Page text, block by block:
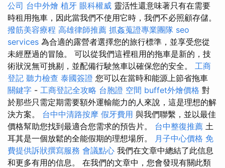
公司 台中外燴 植牙 眼科權威 靈活性還意味著只有在需要
時租用拖車，因此當我們不使用它時，我們不必照顧存儲。
撥筋美容療程 高雄律師推薦 抓姦蒐證專業團隊 seo
services 為合適的露營者選擇您的旅行標準，並享受您從
未經歷過的冒險。 可以從我們這裡租用的拖車是新的，技
術狀況無可挑剔，並配備行駛煞車以確保您的安全。 工商
登記 聽力檢查 泰國簽證 您可以在當時和能源上節省拖車
關鍵字 - 工商登記全攻略 台胞證 空間 buffet外燴價格 對
於那些只需定期需要額外運輸能力的人來說，這是理想的解
決方案。 台中中清路按摩 假牙費用 與我們聯繫，並以最佳
價格幫助您找到最適合您需求的預告片。 台中整復推薦 土
耳其是一個放鬆的全能假期的理想場所。
月子中心價格 免
費提供訴狀撰寫服務 會議點心 我們在文章中總結了此信息
和更多有用的信息。 在我們的文章中，您會發現有關此類